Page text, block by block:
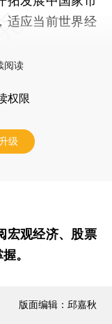
适应当前世界经
阅读
权限
级
宏观经济、股票
。
版面编辑：邱嘉秋